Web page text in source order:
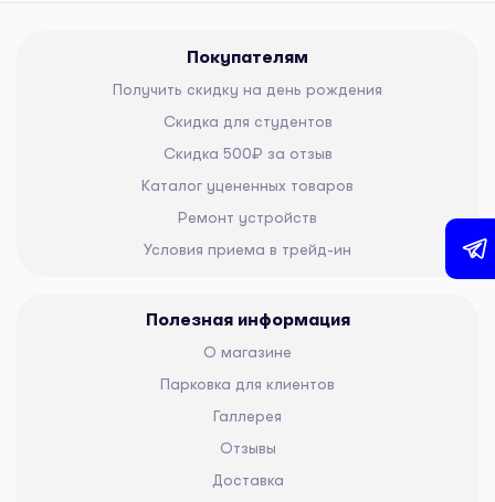
Покупателям
Получить скидку на день рождения
Скидка для студентов
Скидка 500₽ за отзыв
Каталог уцененных товаров
Ремонт устройств
Условия приема в трейд-ин
Полезная информация
О магазине
Парковка для клиентов
Галлерея
Отзывы
Доставка